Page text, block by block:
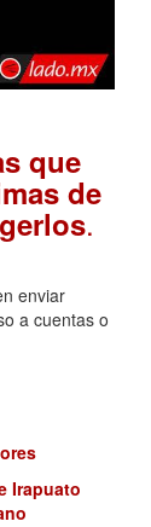
que
de
.
enviar
a cuentas o
Irapuato